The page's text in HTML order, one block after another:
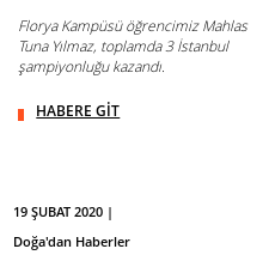
Florya Kampüsü öğrencimiz Mahlas
Tuna Yılmaz, toplamda 3 İstanbul
şampiyonluğu kazandı.
HABERE GİT
19 ŞUBAT 2020 |
Doğa'dan Haberler